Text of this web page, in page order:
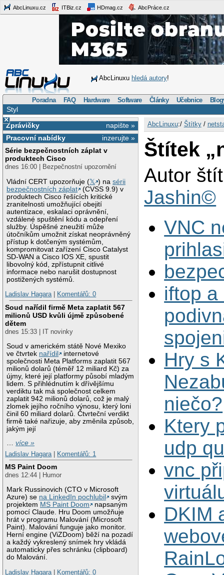
AbcLinuxu.cz ITBiz.cz HDmag.cz AbcPráce.cz
AbcLinuxu hledá autory!
Poradna FAQ Hardware Software Články Učebnice
Styl
×
napište »
Zprávičky
inzerujte »
Pracovní nabídky
Série bezpečnostních záplat v
produktech Cisco
dnes 16:00 | Bezpečnostní upozornění
Vládní CERT upozorňuje (𝕏 ) nasérii
bezpečnostních záplat
(CVSS 9.9) v
produktech Cisco řešících kritické
zranitelnosti umožňující obejití
autentizace, eskalaci oprávnění,
vzdálené spuštění kódu a odepření
služby. Úspěšné zneužití může
útočníkům umožnit získat neoprávněný
přístup k dotčeným systémům,
kompromitovat zařízení Cisco Catalyst
SD-WAN a Cisco IOS XE, spustit
libovolný kód, zpřístupnit citlivé
informace nebo narušit dostupnost
postižených systémů.
Ladislav Hagara| Komentářů: 0
Soud nařídil firmě Meta zaplatit 567
milionů USD kvůli újmě způsobené
dětem
dnes 15:33 | IT novinky
Soud v americkém státě Nové Mexiko
ve čtvrtek nařídil
internetové
společnosti Meta Platforms zaplatit 567
milionů dolarů (téměř 12 miliard Kč) za
újmy, které její platformy působí mladým
lidem. S přihlédnutím k dřívějšímu
verdiktu tak má společnost celkem
zaplatit 942 milionů dolarů, což je malý
zlomek jejího ročního výnosu, který loni
činil 60 miliard dolarů. Čtvrteční verdikt
firmě také nařizuje, aby změnila způsob,
jakým její
…více »
Ladislav Hagara
Komentářů: 1
MS Paint Doom
dnes 12:44 | Humor
Mark Russinovich (CTO v Microsoft
Azure) se na LinkedIn pochlubil
svým
projektem MS Paint Doom
napsaným
pomocí Claude. Hru Doom umožňuje
hrát v programu Malování (Microsoft
Paint). Malování funguje jako monitor.
Herní engine (ViZDoom) běží na pozadí
a každý vykreslený snímek hry vkládá
automaticky přes schránku (clipboard)
do Malování.
Ladislav Hagara
Komentářů: 0
AbcLinuxu:/ Štítky/
Štítek
Autor
Jashin©
VNC
iftop a
Hry s
niečo?
Ktery
udp
vnc
DKIM